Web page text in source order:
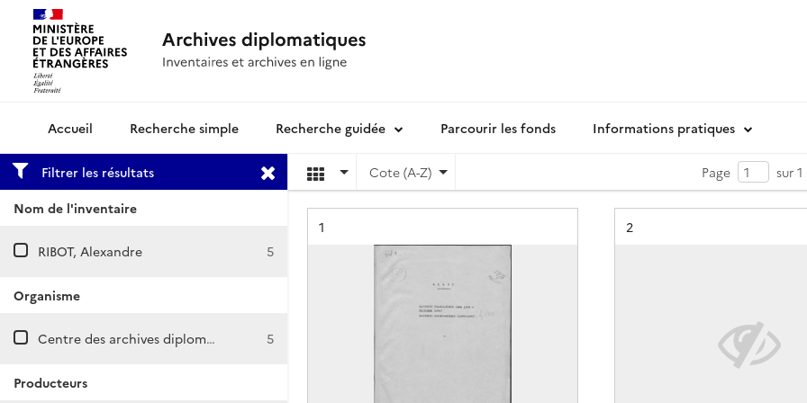
Archives diplomatiquesRecherche simple Recherche guidée Parcourir les fonds Informations pratiques
Filtrer les résultats
Nom de l'inventaire
RIBOT, Alexandre 5
Organisme
Centre des archives diplomatiques de La Courneuve 5
Producteurs
Cote (A-Z) Page sur 1
Résultat n°
1 Résultat n°
2